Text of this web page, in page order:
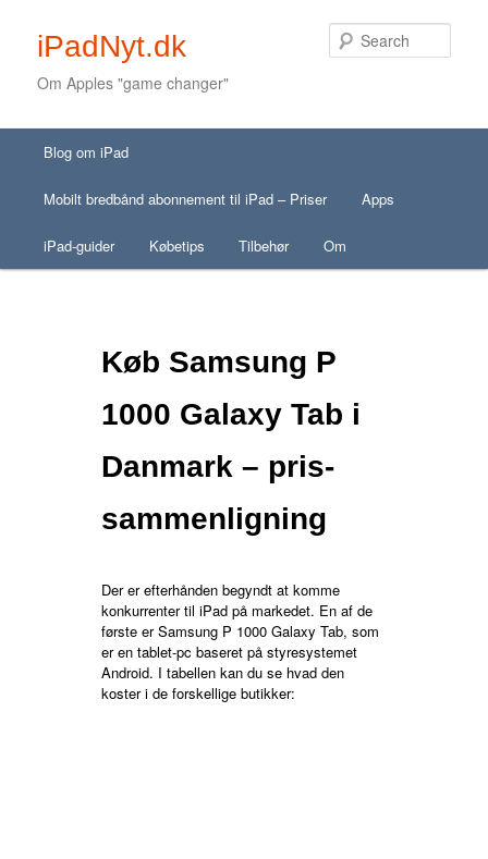
iPadNyt.dk
Om Apples "game changer"
Secondary menu
Skip to primary content
Skip to secondary content
Skip to primary content
Skip to secondary content
Blog om iPad
Mobilt bredbånd abonnement til iPad – Priser Apps
iPad-guider Købetips Tilbehør Om
Køb Samsung P
1000 Galaxy Tab i
Danmark – pris-
sammenligning
Der er efterhånden begyndt at komme
konkurrenter til iPad på markedet. En af de
første er Samsung P 1000 Galaxy Tab, som
er en tablet-pc baseret på styresystemet
Android. I tabellen kan du se hvad den
koster i de forskellige butikker: